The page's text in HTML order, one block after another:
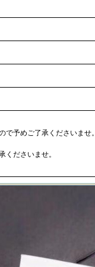
予めご了承くださいませ。
ださいませ。